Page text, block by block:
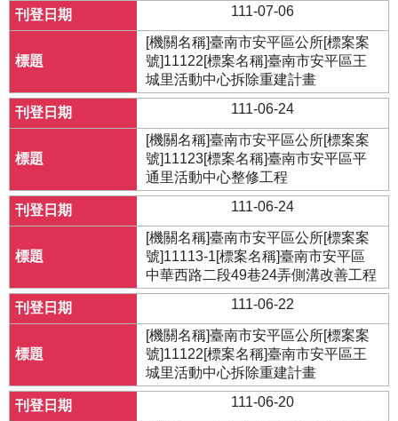
111-07-06
[機關名稱]臺南市安平區公所[標案案
號]11122[標案名稱]臺南市安平區王
城里活動中心拆除重建計畫
111-06-24
[機關名稱]臺南市安平區公所[標案案
號]11123[標案名稱]臺南市安平區平
通里活動中心整修工程
111-06-24
[機關名稱]臺南市安平區公所[標案案
號]11113-1[標案名稱]臺南市安平區
中華西路二段49巷24弄側溝改善工程
111-06-22
[機關名稱]臺南市安平區公所[標案案
號]11122[標案名稱]臺南市安平區王
城里活動中心拆除重建計畫
111-06-20